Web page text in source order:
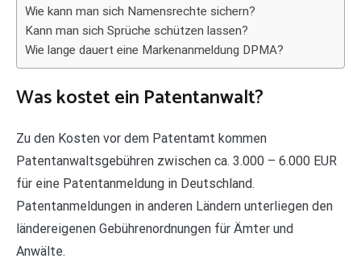
Wie kann man sich Namensrechte sichern?
Kann man sich Sprüche schützen lassen?
Wie lange dauert eine Markenanmeldung DPMA?
Was kostet ein Patentanwalt?
Zu den Kosten vor dem Patentamt kommen
Patentanwaltsgebühren zwischen ca. 3.000 – 6.000 EUR
für eine Patentanmeldung in Deutschland.
Patentanmeldungen in anderen Ländern unterliegen den
ländereigenen Gebührenordnungen für Ämter und
Anwälte.